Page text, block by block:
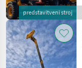
predstavitveni stroj